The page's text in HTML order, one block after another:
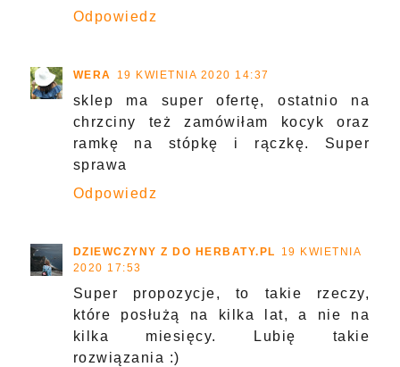
Odpowiedz
WERA 19 KWIETNIA 2020 14:37
sklep ma super ofertę, ostatnio na
chrzciny też zamówiłam kocyk oraz
ramkę na stópkę i rączkę. Super
sprawa
Odpowiedz
DZIEWCZYNY Z DO HERBATY.PL
19 KWIETNIA
2020 17:53
Super propozycje, to takie rzeczy,
które posłużą na kilka lat, a nie na
kilka miesięcy. Lubię takie
rozwiązania :)